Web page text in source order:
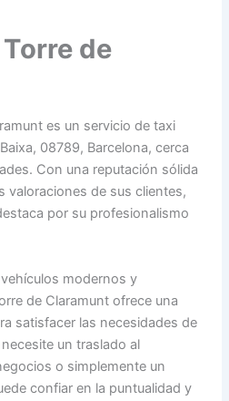
de
es un servicio de taxi
08789, Barcelona, cerca
Con una reputación sólida
valoraciones de sus clientes,
por su profesionalismo
modernos y
de Claramunt ofrece una
satisfacer las necesidades de
un traslado al
o simplemente un
confiar en la puntualidad y